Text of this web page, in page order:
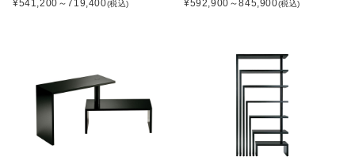
¥541,200～719,400(税込)
¥592,900～845,900(税込)